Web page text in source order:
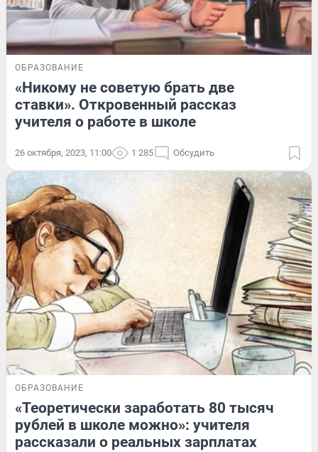
ОБРАЗОВАНИЕ
«Никому не советую брать две
ставки». Откровенный рассказ
учителя о работе в школе
26 октября, 2023, 11:00 1 285 Обсудить
ОБРАЗОВАНИЕ
«Теоретически заработать 80 тысяч
рублей в школе можно»: учителя
рассказали о реальных зарплатах